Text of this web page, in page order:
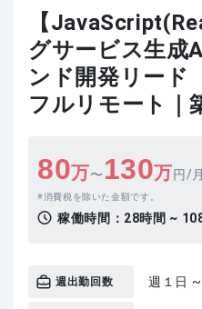
【
グサービス生成
ンド開発リード
フルリモート｜
80万〜 130万円/月
消費税を除いた金額です。
稼働時間： 28時間 ~
週出勤回数 週１日